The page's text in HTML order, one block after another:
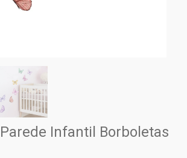
Infantil Borboletas